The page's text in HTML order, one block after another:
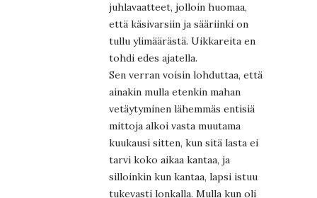
juhlavaatteet, jolloin huomaa,
että käsivarsiin ja sääriinki on
tullu ylimäärästä. Uikkareita en
tohdi edes ajatella.
Sen verran voisin lohduttaa, että
ainakin mulla etenkin mahan
vetäytyminen lähemmäs entisiä
mittoja alkoi vasta muutama
kuukausi sitten, kun sitä lasta ei
tarvi koko aikaa kantaa, ja
silloinkin kun kantaa, lapsi istuu
tukevasti lonkalla. Mulla kun oli